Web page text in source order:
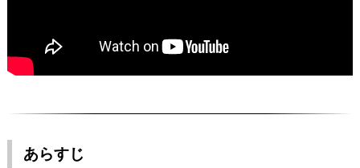
あらすじ